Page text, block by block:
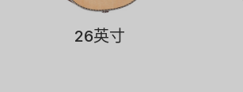
26英寸